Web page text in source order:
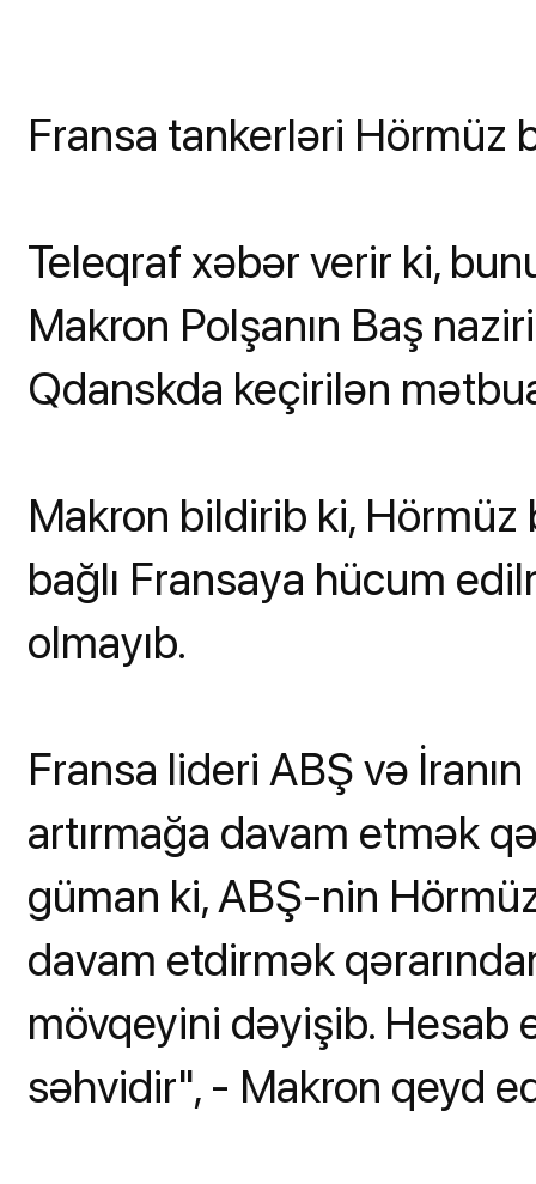
Fransa tankerləri Hörmüz
Teleqraf xəbər verir ki,
Makron Polşanın Baş
Qdanskda keçirilən
Makron bildirib ki, Hörmüz
bağlı Fransaya hücum
olmayıb.
Fransa lideri ABŞ və
artırmağa davam etmək
güman ki, ABŞ-nin
davam etdirmək
mövqeyini dəyişib. Hesab
səhvidir", - Makron qeyd